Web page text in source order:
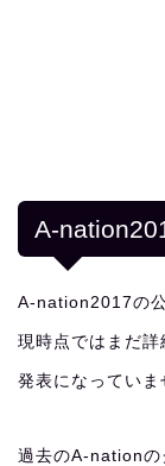
A-
A-nation2017の
現時点ではまだ詳
発表になっていま
過去のA-nationの